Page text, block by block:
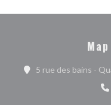
5 rue des bains -